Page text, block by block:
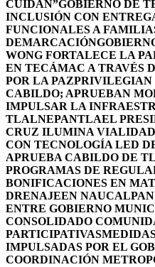
CUIDAN”GOBIERNO DE
INCLUSIÓN CON
FUNCIONALES A
DEMARCACIÓN
WONG FORTALECE LA
EN TECÁMAC A TRAVÉS
POR LA PAZPRIVILEGIAN
CABILDO; APRUEBAN
IMPULSAR LA
TLALNEPANTLAEL
CRUZ ILUMINA
CON TECNOLOGÍA LED
APRUEBA CABILDO DE
PROGRAMAS DE
BONIFICACIONES EN
DRENAJEEN
ENTRE GOBIERNO
CONSOLIDADO
PARTICIPATIVAS
IMPULSADAS POR EL
COORDINACIÓN